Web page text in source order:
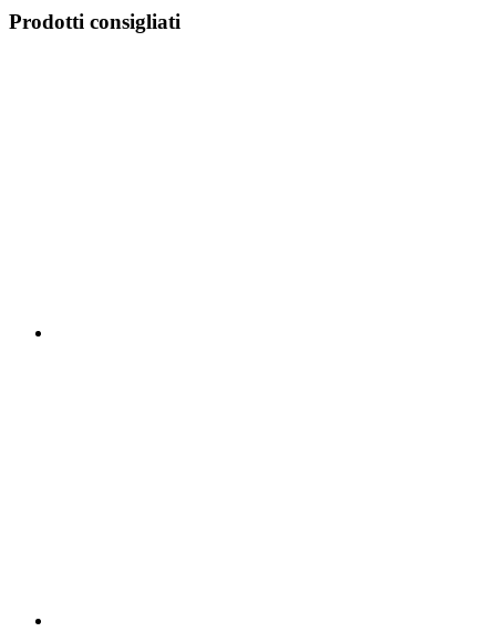
Prodotti consigliati